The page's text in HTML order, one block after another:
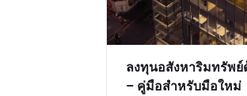
ลงทุนอสังหาริมทรัพย์
– คู่มือสำหรับมือใหม่